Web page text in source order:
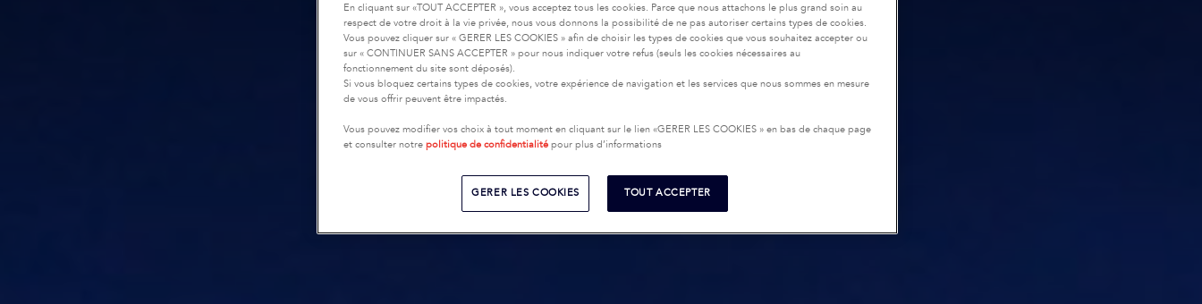
En cliquant sur «TOUT ACCEPTER », vous acceptez tous les cookies. Parce que nous attachons le plus grand soin au
respect de votre droit à la vie privée, nous vous donnons la possibilité de ne pas autoriser certains types de cookies.
Vous pouvez cliquer sur « GERER LES COOKIES » afin de choisir les types de cookies que vous souhaitez accepter ou
sur « CONTINUER SANS ACCEPTER » pour nous indiquer votre refus (seuls les cookies nécessaires au
fonctionnement du site sont déposés).
Si vous bloquez certains types de cookies, votre expérience de navigation et les services que nous sommes en mesure
de vous offrir peuvent être impactés.
Vous pouvez modifier vos choix à tout moment en cliquant sur le lien «GERER LES COOKIES » en bas de chaque page
et consulter notre politique de confidentialité pour plus d’informations
GERER LES COOKIES TOUT ACCEPTER